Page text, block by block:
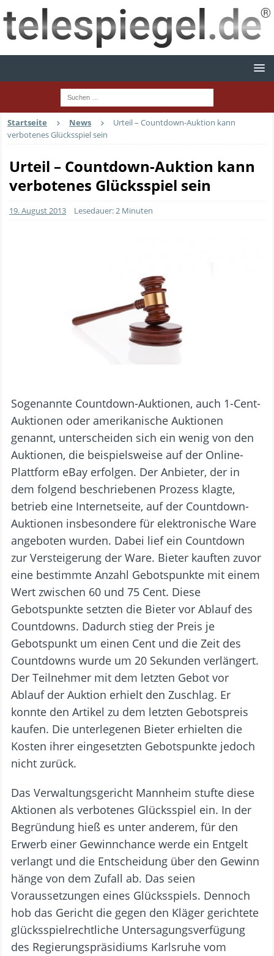
Startseite News
Urteil – Countdown-Auktion kann
verbotenes Glücksspiel sein
Urteil – Countdown-Auktion kann
verbotenes Glücksspiel sein
19. August 2013 Lesedauer: 2 Minuten
Sogenannte Countdown-Auktionen, auch 1-Cent-
Auktionen oder amerikanische Auktionen
genannt, unterscheiden sich ein wenig von den
Auktionen, die beispielsweise auf der Online-
Plattform eBay erfolgen. Der Anbieter, der in
dem folgend beschriebenen Prozess klagte,
betrieb eine Internetseite, auf der Countdown-
Auktionen insbesondere für elektronische Ware
angeboten wurden. Dabei lief ein Countdown
zur Versteigerung der Ware. Bieter kauften zuvor
eine bestimmte Anzahl Gebotspunkte mit einem
Wert zwischen 60 und 75 Cent. Diese
Gebotspunkte setzten die Bieter vor Ablauf des
Countdowns. Dadurch stieg der Preis je
Gebotspunkt um einen Cent und die Zeit des
Countdowns wurde um 20 Sekunden verlängert.
Der Teilnehmer mit dem letzten Gebot vor
Ablauf der Auktion erhielt den Zuschlag. Er
konnte den Artikel zu dem letzten Gebotspreis
kaufen. Die unterlegenen Bieter erhielten die
Kosten ihrer eingesetzten Gebotspunkte jedoch
nicht zurück.
Das Verwaltungsgericht Mannheim stufte diese
Aktionen als verbotenes Glücksspiel ein. In der
Begründung hieß es unter anderem, für den
Erwerb einer Gewinnchance werde ein Entgelt
verlangt und die Entscheidung über den Gewinn
hänge von dem Zufall ab. Das seien
Voraussetzungen eines Glücksspiels. Dennoch
hob das Gericht die gegen den Kläger gerichtete
glücksspielrechtliche Untersagungsverfügung
des Regierungspräsidiums Karlsruhe vom